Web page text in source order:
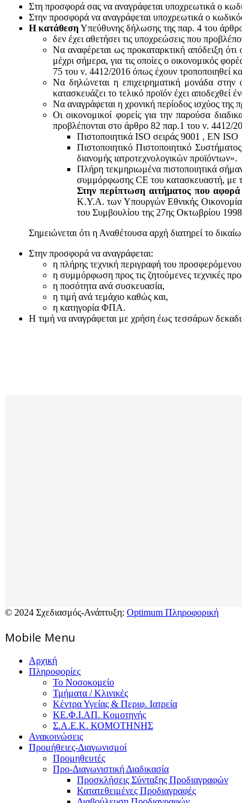
Στη προσφορά σας να αναγράφεται υποχρεωτικά ο
Στην προσφορά να αναγράφεται υποχρεωτικά ο
Η κατάθεσηΥπεύθυνης δήλωσης της παρ. 4 του
δεν έχει αθετήσει τις υποχρεώσεις που
Να αναφέρεται ως προκαταρκτική απόδειξη
μέχρι σήμερα, για τις οποίες ο οικονομικός
75 του ν. 4412/2016 όπως έχουν τροποποιηθεί
Να δηλώνεται η επιχειρηματική μονάδα στην
κατασκευάζει το τελικό προϊόν έχει αποδεχθεί
Να αναγράφεται η χρονική περίοδος ισχύος της
Οι οικονομικοί φορείς για την παρούσα
προβλέπονται στο άρθρο 82 παρ.1 του ν. 4412/
Πιστοποιητικά ISO σειράς 9001 , ΕΝ
Πιστοποιητικό Πιστοποιητικό
διανομής ιατροτεχνολογικών προϊόντων».
Πλήρη τεκμηριωμένα πιστοποιητικά
συμμόρφωσης CE του κατασκευαστή, με
Στην περίπτωση αιτήματος που αφορά
Κ.Υ.Α. των Υπουργών Εθνικής
του Συμβουλίου της 27ης Οκτωβρίου
Σημειώνεται ότι η Αναθέτουσα αρχή διατηρεί το
Στην προσφορά να αναγράφεται:
η πλήρης τεχνική περιγραφή του προσφερόμενου
η συμμόρφωση προς τις ζητούμενες τεχνικές
η ποσότητα ανά συσκευασία,
η τιμή ανά τεμάχιο καθώς και,
η κατηγορία ΦΠΑ.
Η τιμή να αναγράφεται με χρήση έως τεσσάρων
© 2024 Σχεδιασμός-Ανάπτυξη: Optimum Πληροφορική
Mοbile Menu
Αρχική
Πληροφορίες
Το Νοσοκομείο
Τμήματα / Κλινικές
Κέντρα Υγείας & Περιφ. Ιατρεία
ΚΕ.Φ.Ι.ΑΠ. Κομοτηνής
Σ.Α.Ε.Κ. ΚΟΜΟΤΗΝΗΣ
Ανακοινώσεις
Προμήθειες-Διαγωνισμοί
Προμηθευτές
Προ-Διαγωνιστική Διαδικασία
Προσκλήσεις Σύνταξης Προδιαγραφών
Κατατεθειμένες Προδιαγραφές